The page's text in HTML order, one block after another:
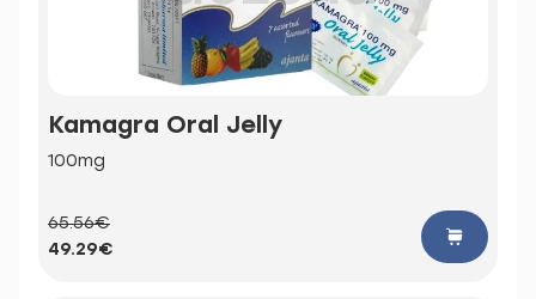
Kamagra Oral Jelly
100mg
65.56€
49.29€